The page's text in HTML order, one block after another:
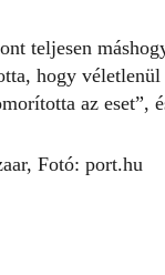
teljesen
hogy
az eset”,
, Fotó: port.hu